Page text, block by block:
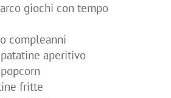
giochi con tempo
compleanni
aperitivo
fritte